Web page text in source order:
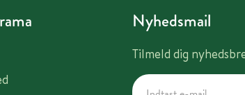
Nyhedsmail
Tilmeld dig